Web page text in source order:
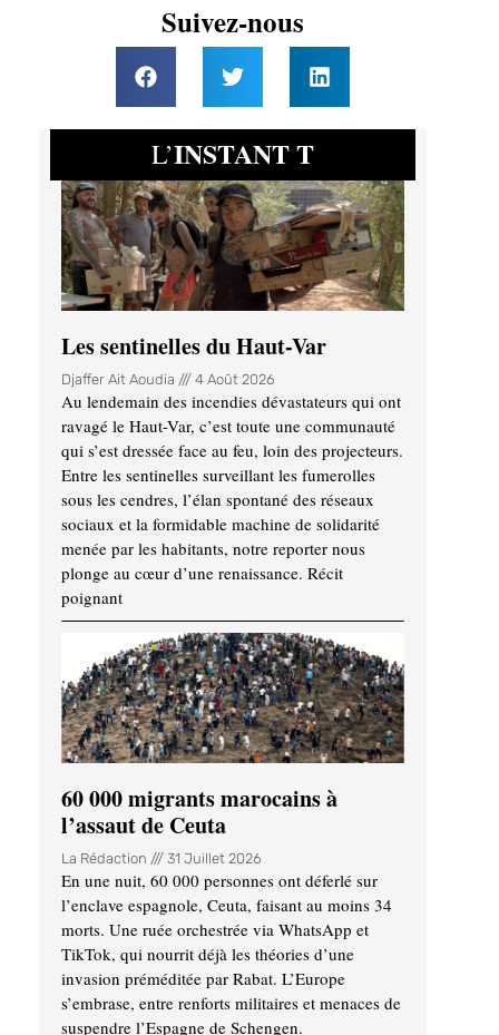
Suivez-nous
L’INSTANT T
Les sentinelles du Haut-Var
Djaffer Ait Aoudia 4 Août 2026
Au lendemain des incendies dévastateurs qui ont
ravagé le Haut-Var, c’est toute une communauté
qui s’est dressée face au feu, loin des projecteurs.
Entre les sentinelles surveillant les fumerolles
sous les cendres, l’élan spontané des réseaux
sociaux et la formidable machine de solidarité
menée par les habitants, notre reporter nous
plonge au cœur d’une renaissance. Récit
poignant
60 000 migrants marocains à
l’assaut de Ceuta
La Rédaction 31 Juillet 2026
En une nuit, 60 000 personnes ont déferlé sur
l’enclave espagnole, Ceuta, faisant au moins 34
morts. Une ruée orchestrée via WhatsApp et
TikTok, qui nourrit déjà les théories d’une
invasion préméditée par Rabat. L’Europe
s’embrase, entre renforts militaires et menaces de
suspendre l’Espagne de Schengen.